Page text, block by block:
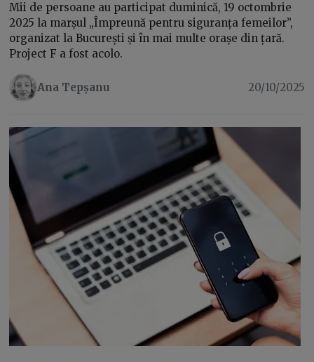
Mii de persoane au participat duminică, 19 octombrie
2025 la marșul „Împreună pentru siguranța femeilor”,
organizat la București și în mai multe orașe din țară.
Project F a fost acolo.
Ana Tepșanu 20/10/2025